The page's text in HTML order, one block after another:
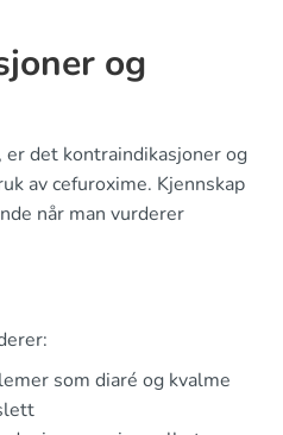
og
det kontraindikasjoner og
av cefuroxime. Kjennskap
når man vurderer
som diaré og kvalme